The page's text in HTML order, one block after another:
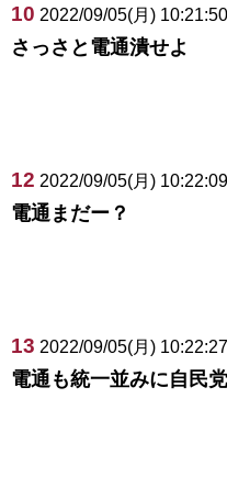
10 2022/09/05(月)
さっさと電通潰せよ
12 2022/09/05(月)
電通まだー？
13 2022/09/05(月)
電通も統一並みに自民